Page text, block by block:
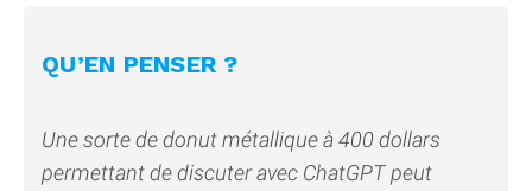
QU’EN PENSER ?
Une sorte de donut métallique à 400 dollars
permettant de discuter avec ChatGPT peut